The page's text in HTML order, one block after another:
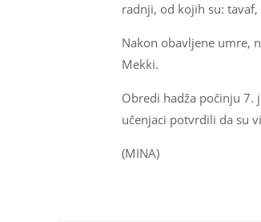
radnji, od kojih su: tavaf,
Nakon obavljene umre,
Mekki.
Obredi hadža počinju 7.
učenjaci potvrdili da su
(MINA)